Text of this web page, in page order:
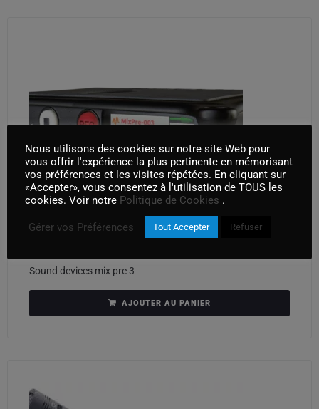
Sound devices mix pre 3
AJOUTER AU PANIER
Nous utilisons des cookies sur notre site Web pour
vous offrir l'expérience la plus pertinente en mémorisant
vos préférences et les visites répétées. En cliquant sur
«Accepter», vous consentez à l'utilisation de TOUS les
cookies. Voir notre Politique de Cookies .
Gérer vos Préférences Tout Accepter Refuser